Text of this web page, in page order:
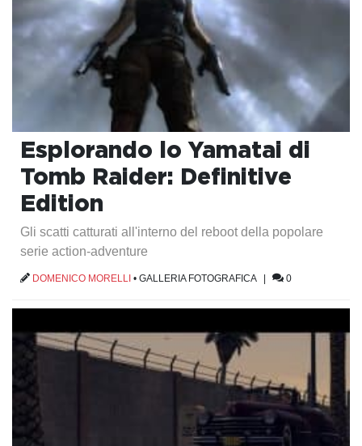
Esplorando lo Yamatai di
Tomb Raider: Definitive
Edition
Gli scatti catturati all'interno del reboot della popolare
serie action-adventure
DOMENICO MORELLI • GALLERIA FOTOGRAFICA| 0